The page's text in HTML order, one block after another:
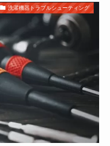
洗濯機器トラブルシューティング